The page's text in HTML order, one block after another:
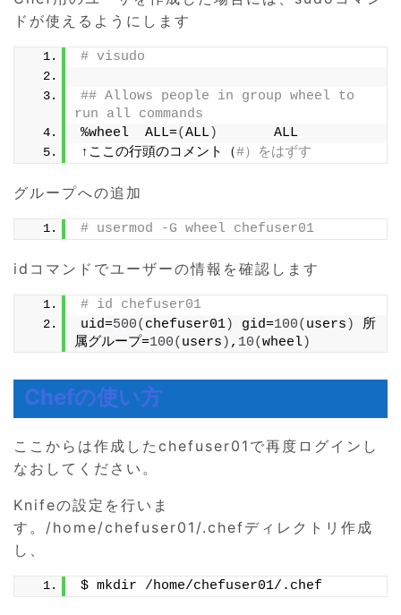
ドが使えるようにします
# visudo
## Allows people in group wheel to
run all commands
%wheel  ALL=(ALL )
       ALL
↑ここの行頭のコメント（#）をはずす
グループへの追加
# usermod -G wheel chefuser01
idコマンドでユーザーの情報を確認します
# id chefuser01
uid=500( chefuser01) gid=100( users )
所
属グループ=100( users ) , 10(wheel)
Chefの使い方
ここからは作成したchefuser01で再度ログインし
なおしてください。
Knifeの設定を行いま
す。/home/chefuser01/.chefディレクトリ作成
し、
$ mkdir /home/chefuser01/.chef